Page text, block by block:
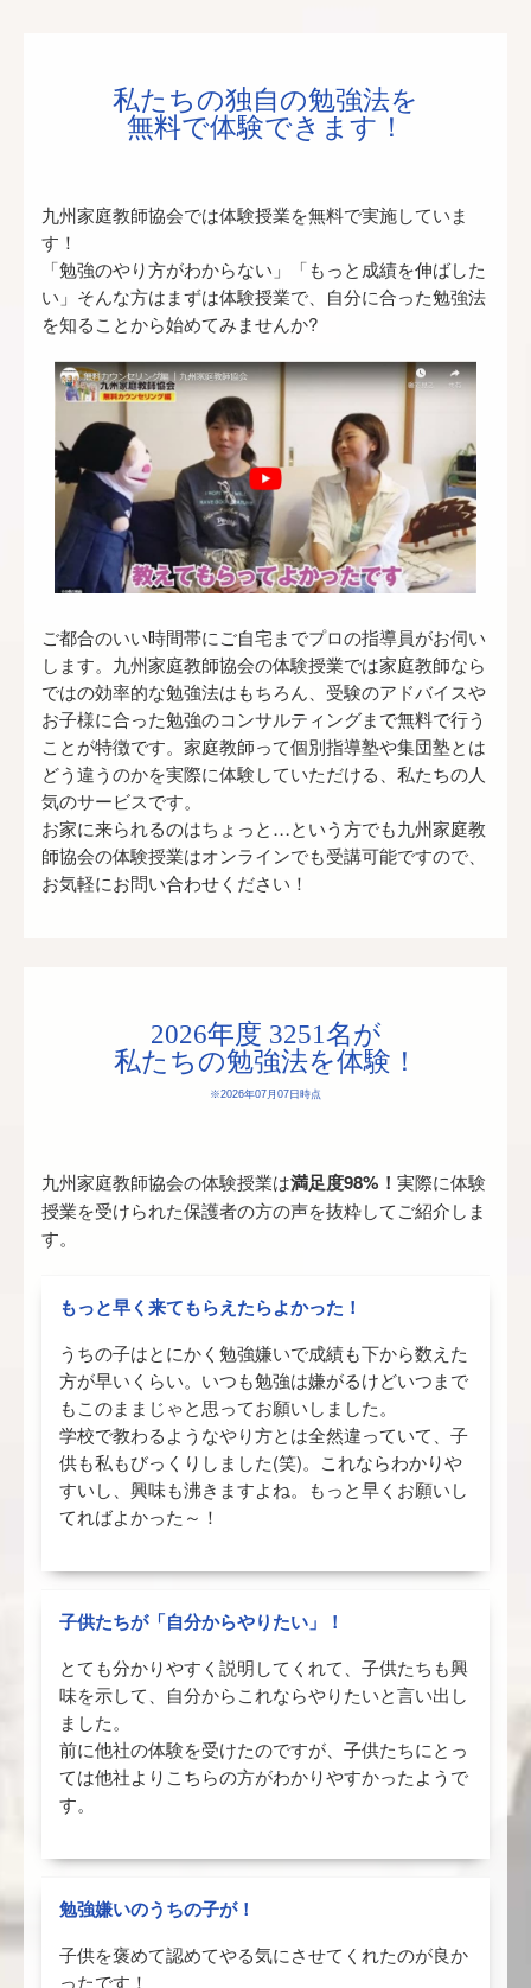
私たちの独自の勉強法を
無料で体験できます！
九州家庭教師協会では体験授業を無料で実施していま
す！
「勉強のやり方がわからない」「もっと成績を伸ばした
い」そんな方はまずは体験授業で、自分に合った勉強法
を知ることから始めてみませんか?
ご都合のいい時間帯にご自宅までプロの指導員がお伺い
します。九州家庭教師協会の体験授業では家庭教師なら
ではの効率的な勉強法はもちろん、受験のアドバイスや
お子様に合った勉強のコンサルティングまで無料で行う
ことが特徴です。家庭教師って個別指導塾や集団塾とは
どう違うのかを実際に体験していただける、私たちの人
気のサービスです。
お家に来られるのはちょっと…という方でも九州家庭教
師協会の体験授業はオンラインでも受講可能ですので、
お気軽にお問い合わせください！
2026年度 3251名が
私たちの勉強法を体験！
※2026年07月07日時点
九州家庭教師協会の体験授業は満足度98%！ 実際に体験
授業を受けられた保護者の方の声を抜粋してご紹介しま
す。
もっと早く来てもらえたらよかった！
うちの子はとにかく勉強嫌いで成績も下から数えた
方が早いくらい。いつも勉強は嫌がるけどいつまで
もこのままじゃと思ってお願いしました。
学校で教わるようなやり方とは全然違っていて、子
供も私もびっくりしました(笑)。これならわかりや
すいし、興味も沸きますよね。もっと早くお願いし
てればよかった～！
子供たちが「自分からやりたい」！
とても分かりやすく説明してくれて、子供たちも興
味を示して、自分からこれならやりたいと言い出し
ました。
前に他社の体験を受けたのですが、子供たちにとっ
ては他社よりこちらの方がわかりやすかったようで
す。
勉強嫌いのうちの子が！
子供を褒めて認めてやる気にさせてくれたのが良か
ったです！